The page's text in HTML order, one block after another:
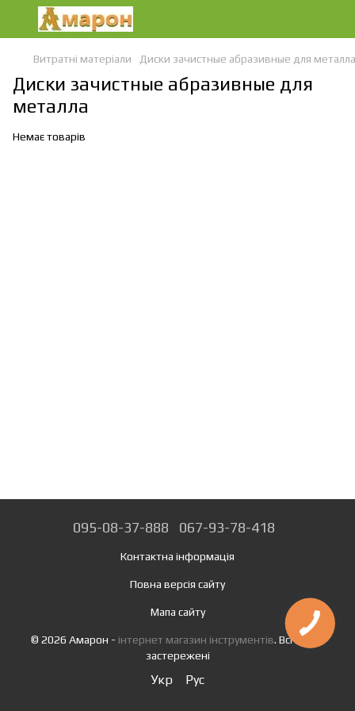
Витратні матеріали Диски зачистные абразивные для металла
Диски зачистные абразивные для
металла
Немає товарів
095-08-37-888 067-93-78-418
Контактна інформація
Повна версія сайту
Мапа сайту
© 2026 Амарон - інтернет магазин інструментів. Всі права
застережені
Укр Рус